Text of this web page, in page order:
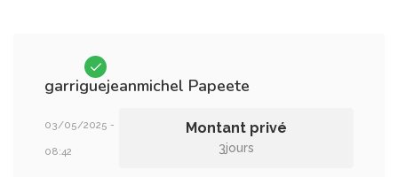
garriguejeanmichel Papeete
03/05/2025 -
08:42
Montant privé
3jours